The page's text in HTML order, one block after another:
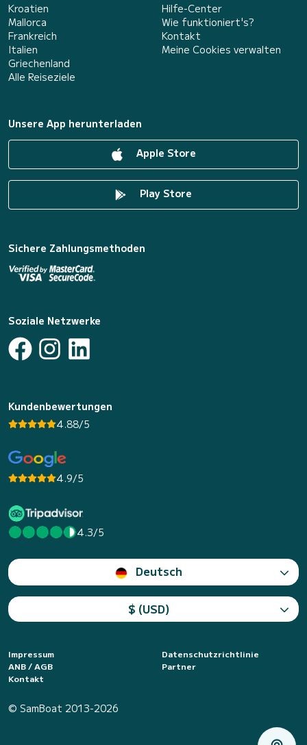
Kroatien
Mallorca
Frankreich
Italien
Griechenland
Alle Reiseziele
Hilfe-Center
Wie funktioniert's?
Kontakt
Meine Cookies verwalten
Unsere App herunterladen
Apple Store
Play Store
Sichere Zahlungsmethoden
Soziale Netzwerke
Kundenbewertungen
4.88/5
4.9/5
4.3/5
Deutsch
$ (USD)
Impressum
Datenschutzrichtlinie
ANB / AGB
Partner
Kontakt
© SamBoat 2013-2026